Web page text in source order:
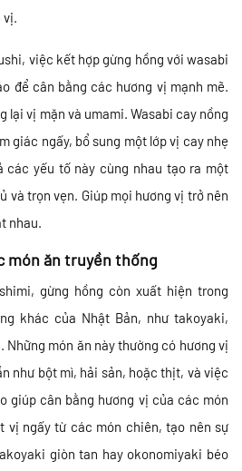
vị.
việc kết hợp gừng hồng với wasabi
để cân bằng các hương vị mạnh mẽ.
lại vị mặn và umami. Wasabi cay nồng
giác ngấy, bổ sung một lớp vị cay nhẹ
các yếu tố này cùng nhau tạo ra một
và trọn vẹn. Giúp mọi hương vị trở nên
nhau.
món ăn truyền thống
gừng hồng còn xuất hiện trong
khác của Nhật Bản, như takoyaki,
món ăn này thường có hương vị
như bột mì, hải sản, hoặc thịt, và việc
giúp cân bằng hương vị của các món
vị ngấy từ các món chiên, tạo nên sự
giòn tan hay okonomiyaki béo